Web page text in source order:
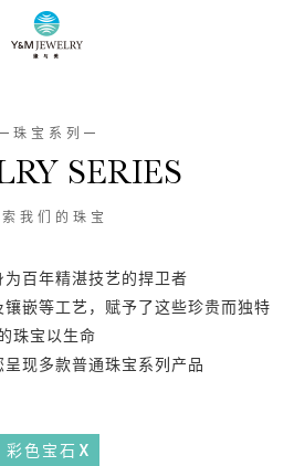
珠宝系列
SERIES
我们的珠宝
为百年精湛技艺的捍卫者
嵌等工艺，赋予了这些珍贵而独特
珠宝以生命
现多款普通珠宝系列产品
彩色宝石